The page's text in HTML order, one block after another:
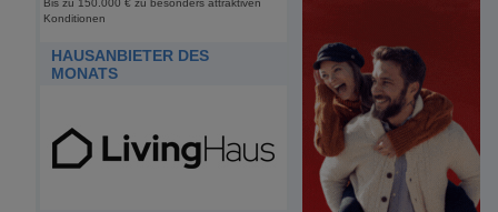
Konditionen
HAUSANBIETER DES
MONATS